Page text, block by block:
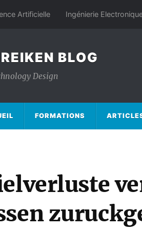
Artificielle Ingénierie
BLOG
Design
FORMATIONS